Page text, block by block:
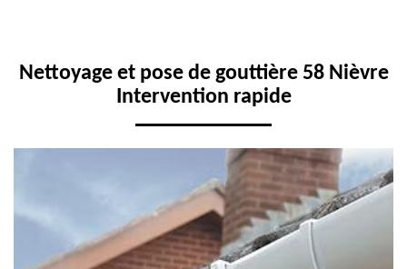
Nettoyage et pose de gouttière 58 Nièvre
Intervention rapide